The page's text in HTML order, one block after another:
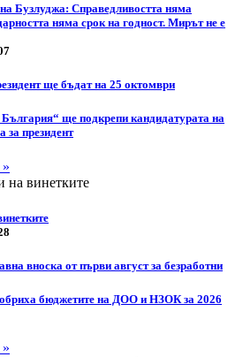
Бузлуджа: Справедливостта няма
няма срок на годност. Мирът не е
ще бъдат на 25 октомври
ще подкрепи кандидатурата на
за президент
вноска от първи август за безработни
бюджетите на ДОО и НЗОК за 2026